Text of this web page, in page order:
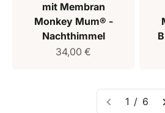
mit Membran
Monkey Mum® -
Nachthimmel
Verkaufspreis
34,00 €
1 / 6